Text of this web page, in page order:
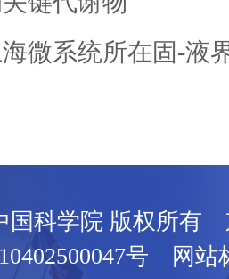
微系统所在固-液
国科学院 版权所有
号 网站